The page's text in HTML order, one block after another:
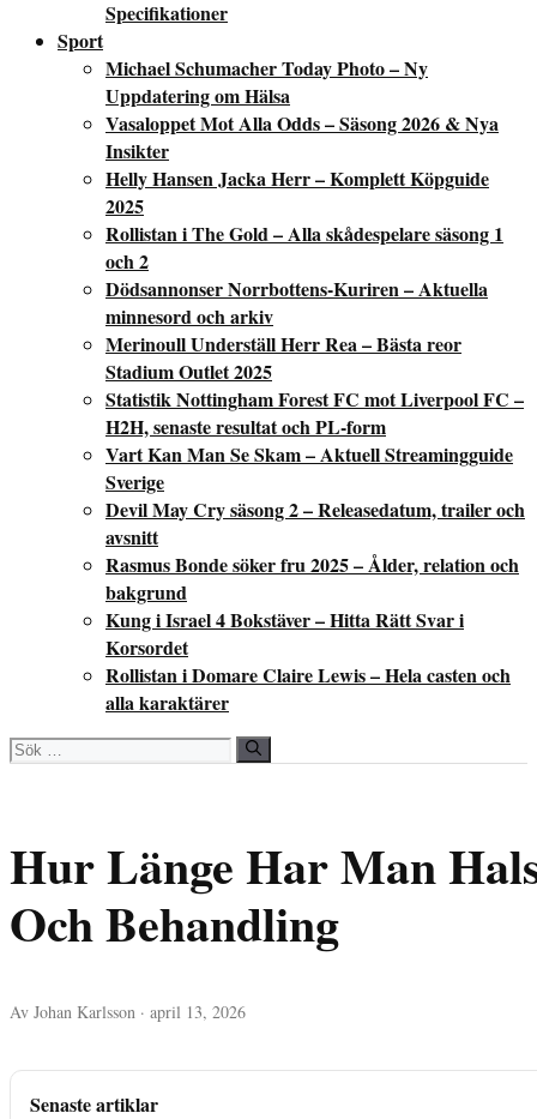
Specifikationer
Sport
Michael Schumacher Today Photo – Ny
Uppdatering om Hälsa
Vasaloppet Mot Alla Odds – Säsong 2026 & Nya
Insikter
Helly Hansen Jacka Herr – Komplett Köpguide
2025
Rollistan i The Gold – Alla skådespelare säsong 1
och 2
Dödsannonser Norrbottens-Kuriren – Aktuella
minnesord och arkiv
Merinoull Underställ Herr Rea – Bästa reor
Stadium Outlet 2025
Statistik Nottingham Forest FC mot Liverpool FC –
H2H, senaste resultat och PL-form
Vart Kan Man Se Skam – Aktuell Streamingguide
Sverige
Devil May Cry säsong 2 – Releasedatum, trailer och
avsnitt
Rasmus Bonde söker fru 2025 – Ålder, relation och
bakgrund
Kung i Israel 4 Bokstäver – Hitta Rätt Svar i
Korsordet
Rollistan i Domare Claire Lewis – Hela casten och
alla karaktärer
Sök
efter:
Hur Länge Har Man
Och Behandling
Av Johan Karlsson · april 13, 2026
Senaste artiklar